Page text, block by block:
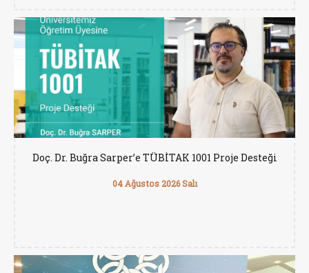
Doç. Dr. Buğra Sarper’e TÜBİTAK 1001 Proje Desteği
04 Ağustos 2026 Salı